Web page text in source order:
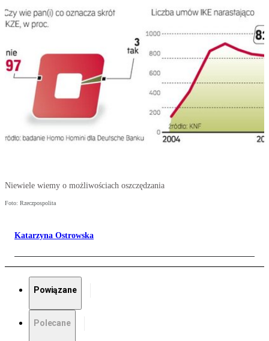
Niewiele wiemy o możliwościach oszczędzania
Foto: Rzeczpospolita
Katarzyna Ostrowska
Powiązane
Polecane